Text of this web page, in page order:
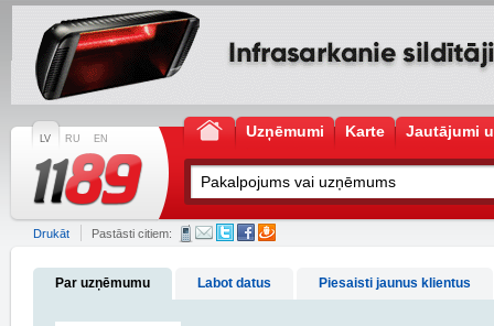
LV RU EN Uzņēmumi Karte Jautājumi
Drukāt Pastāsti citiem:
Par uzņēmumu Labot datus Piesaisti jaunus klientus